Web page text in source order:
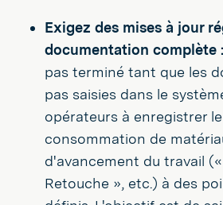
Exigez des mises à jour
documentation complète :
pas terminé tant que les
pas saisies dans le
opérateurs à enregistrer
consommation de
d'avancement du travail
Retouche », etc.) à des